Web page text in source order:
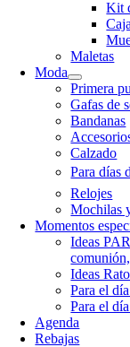
Kit
Maletas
Moda
Primera
Gafas de
Bandanas
Calzado
Para
Relojes
Mochilas
Momentos
Ideas
Ideas
Para el
Para el
Agenda
Rebajas